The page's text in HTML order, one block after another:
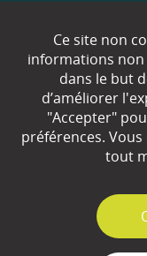
Ce site non
informations non
dans le but
d’améliorer
"Accepter"
préférences.
tout